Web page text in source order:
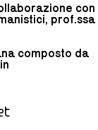
con
prof.ssa
composto da